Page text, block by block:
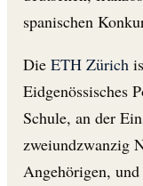
spanischen
Die ETH Zürich
Eidgenössisches
Schule, an der
zweiundzwanzig
Angehörigen,